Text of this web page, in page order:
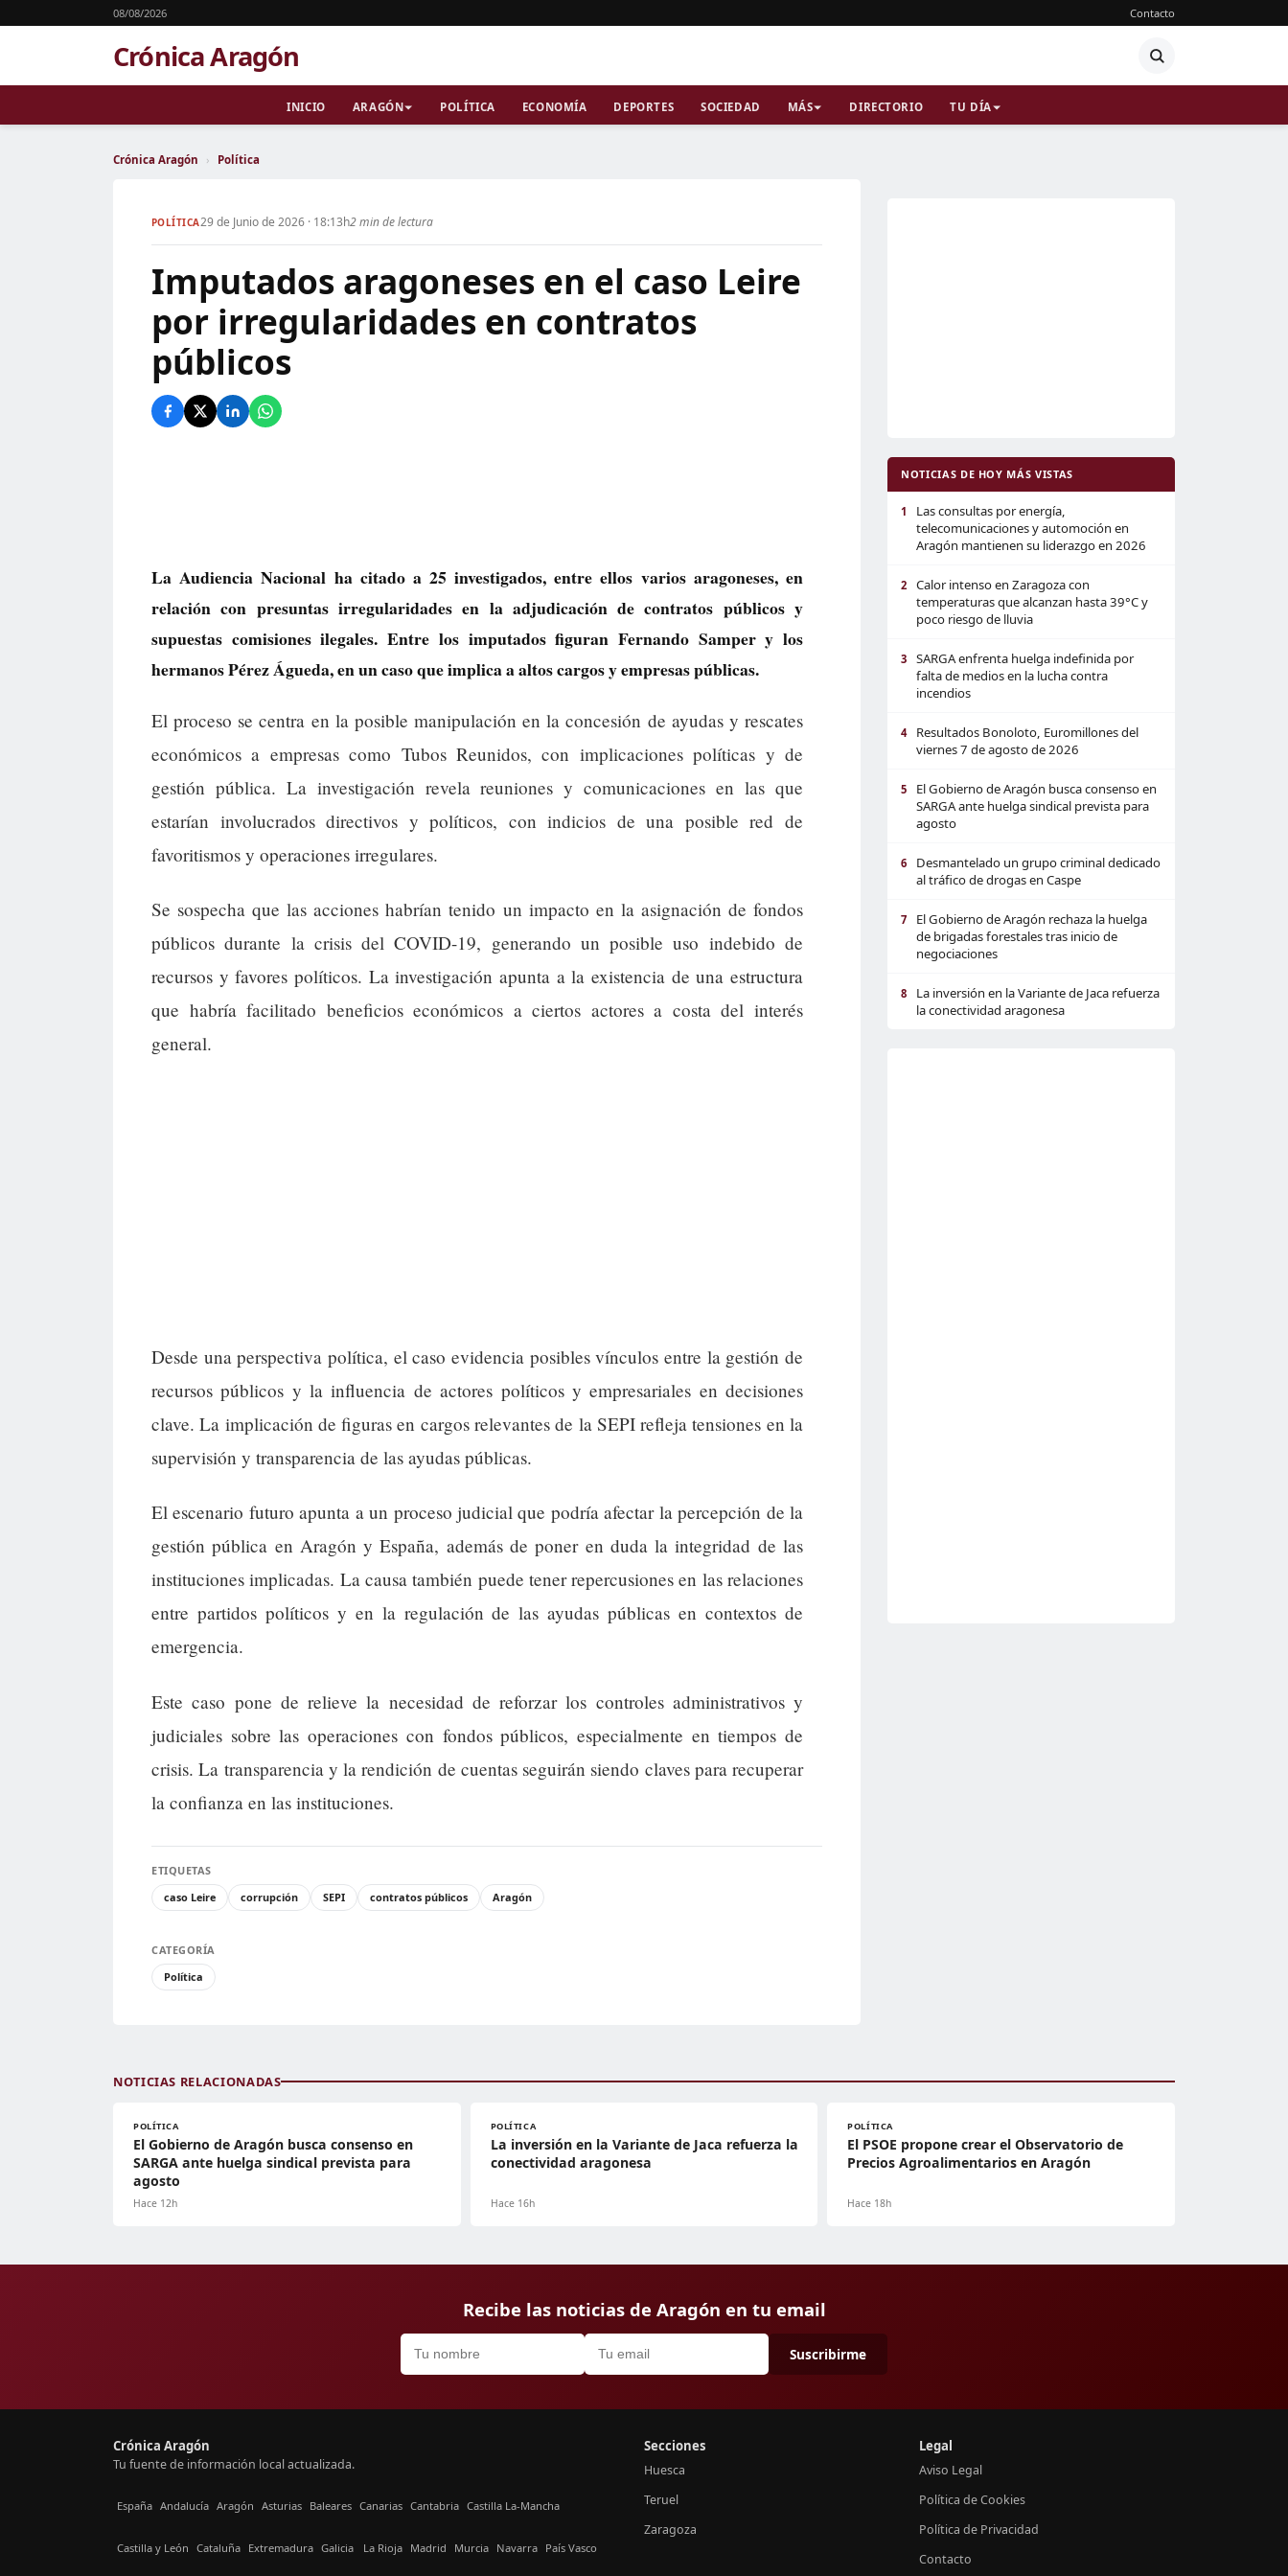
08/08/2026 Contacto
Crónica Aragón
INICIO ARAGÓN POLÍTICA ECONOMÍA DEPORTES SOCIEDAD MÁS DIRECTORIO TU DÍA
Crónica Aragón › Política
POLÍTICA29 de Junio de 2026 · 18:13h2 min de lectura
Imputados aragoneses en el caso Leire
por irregularidades en contratos
públicos
La Audiencia Nacional ha citado a 25 investigados, entre ellos varios aragoneses, en
relación con presuntas irregularidades en la adjudicación de contratos públicos y
supuestas comisiones ilegales. Entre los imputados figuran Fernando Samper y los
hermanos Pérez Águeda, en un caso que implica a altos cargos y empresas públicas.
El proceso se centra en la posible manipulación en la concesión de ayudas y rescates
económicos a empresas como Tubos Reunidos, con implicaciones políticas y de
gestión pública. La investigación revela reuniones y comunicaciones en las que
estarían involucrados directivos y políticos, con indicios de una posible red de
favoritismos y operaciones irregulares.
Se sospecha que las acciones habrían tenido un impacto en la asignación de fondos
públicos durante la crisis del COVID-19, generando un posible uso indebido de
recursos y favores políticos. La investigación apunta a la existencia de una estructura
que habría facilitado beneficios económicos a ciertos actores a costa del interés
general.
Desde una perspectiva política, el caso evidencia posibles vínculos entre la gestión de
recursos públicos y la influencia de actores políticos y empresariales en decisiones
clave. La implicación de figuras en cargos relevantes de la SEPI refleja tensiones en la
supervisión y transparencia de las ayudas públicas.
El escenario futuro apunta a un proceso judicial que podría afectar la percepción de la
gestión pública en Aragón y España, además de poner en duda la integridad de las
instituciones implicadas. La causa también puede tener repercusiones en las relaciones
entre partidos políticos y en la regulación de las ayudas públicas en contextos de
emergencia.
Este caso pone de relieve la necesidad de reforzar los controles administrativos y
judiciales sobre las operaciones con fondos públicos, especialmente en tiempos de
crisis. La transparencia y la rendición de cuentas seguirán siendo claves para recuperar
la confianza en las instituciones.
ETIQUETAS
caso Leire
corrupción SEPI contratos públicos Aragón
CATEGORÍA
Política
NOTICIAS DE HOY MÁS VISTAS
1
Las consultas por energía,
telecomunicaciones y automoción en
Aragón mantienen su liderazgo en 2026
2
Calor intenso en Zaragoza con
temperaturas que alcanzan hasta 39°C y
poco riesgo de lluvia
3
SARGA enfrenta huelga indefinida por
falta de medios en la lucha contra
incendios
4
Resultados Bonoloto, Euromillones del
viernes 7 de agosto de 2026
5
El Gobierno de Aragón busca consenso en
SARGA ante huelga sindical prevista para
agosto
6
Desmantelado un grupo criminal dedicado
al tráfico de drogas en Caspe
7
El Gobierno de Aragón rechaza la huelga
de brigadas forestales tras inicio de
negociaciones
8
La inversión en la Variante de Jaca refuerza
la conectividad aragonesa
NOTICIAS RELACIONADAS
POLÍTICA
El Gobierno de Aragón busca consenso en
SARGA ante huelga sindical prevista para
agosto
Hace 12h
POLÍTICA
La inversión en la Variante de Jaca refuerza la
conectividad aragonesa
Hace 16h
POLÍTICA
El PSOE propone crear el Observatorio de
Precios Agroalimentarios en Aragón
Hace 18h
Recibe las noticias de Aragón en tu email
Suscribirme
Crónica Aragón
Tu fuente de información local actualizada.
España Andalucía Aragón Asturias Baleares Canarias Cantabria Castilla La-Mancha
Castilla y León Cataluña Extremadura Galicia La Rioja Madrid Murcia Navarra País Vasco
Secciones
Huesca
Teruel
Zaragoza
Legal
Aviso Legal
Política de Cookies
Política de Privacidad
Contacto